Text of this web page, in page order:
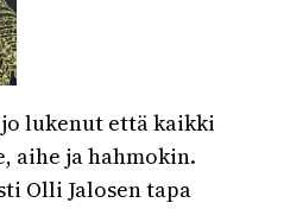
lukenut että kaikki
aihe ja hahmokin.
Olli Jalosen tapa